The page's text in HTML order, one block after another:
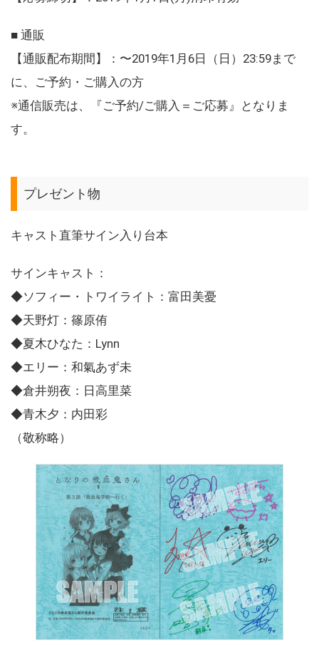
■ 通販
【通販配布期間】：〜2019年1月6日（日）23:59まで
に、ご予約・ご購入の方
※通信販売は、『ご予約/ご購入＝ご応募』となりま
す。
プレゼント物
キャスト直筆サイン入り台本
サインキャスト：
◆ソフィー・トワイライト：富田美憂
◆天野灯：篠原侑
◆夏木ひなた：Lynn
◆エリー：和氣あず未
◆倉井朔夜：日高里菜
◆青木夕：内田彩
（敬称略）